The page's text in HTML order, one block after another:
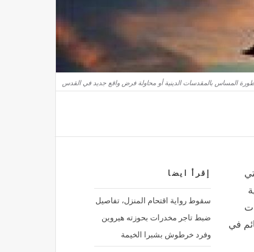
المساس بالمقدسات الدينية أو محاولة فرض واقع جديد في القدس
إقرأ ايضا
سقوط رواية اقتحام المنزل، تفاصيل
ضبط تاجر مخدرات بحوزته هيروين
وفرد خرطوش بشبرا الخيمة
في